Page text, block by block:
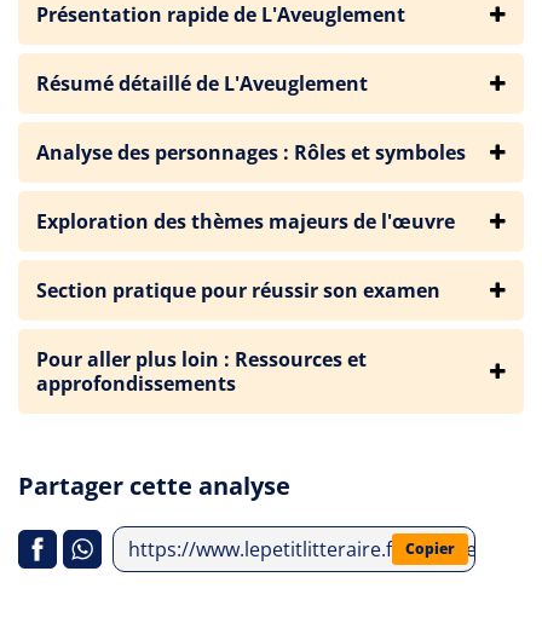
Présentation rapide de L'Aveuglement
Résumé détaillé de L'Aveuglement
Analyse des personnages : Rôles et symboles
Exploration des thèmes majeurs de l'œuvre
Section pratique pour réussir son examen
Pour aller plus loin : Ressources et
approfondissements
Partager cette analyse
https://www.lepetitlitteraire.fr/analyses-
Copier